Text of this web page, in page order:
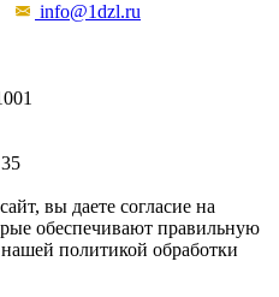
info@1dzl.ru
вы даете согласие на
обеспечивают правильную
нашей политикой обработки